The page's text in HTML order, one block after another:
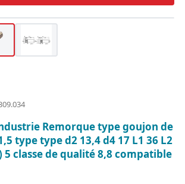
Remorque type goujon de
type type d2 13,4 d4 17 L1 36 L2
5 classe de qualité 8,8 compatible